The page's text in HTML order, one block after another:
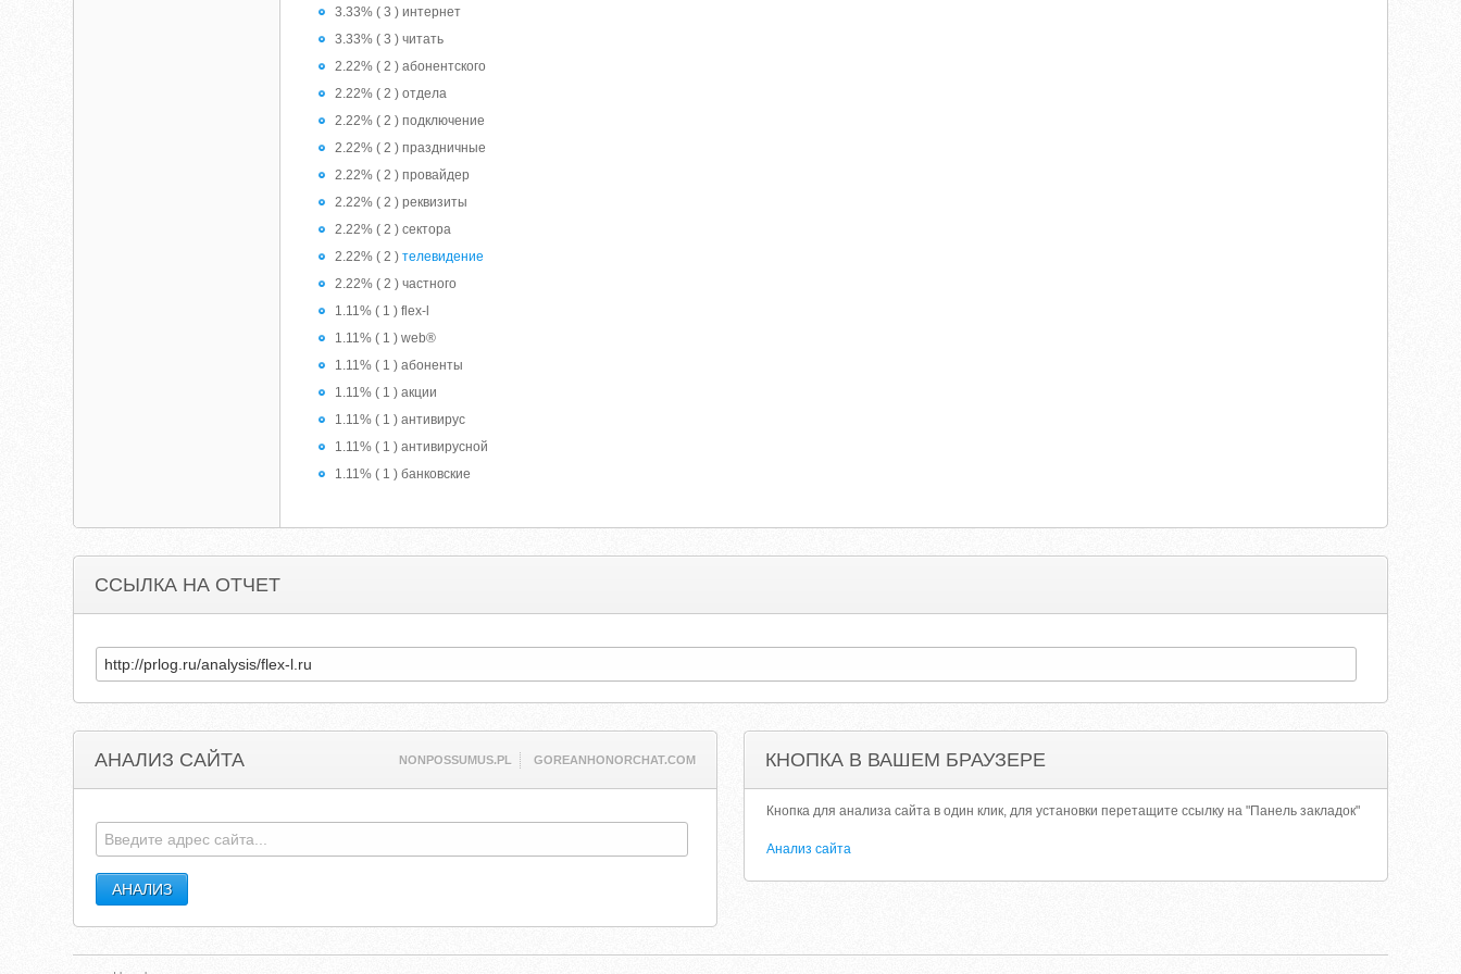
3.33% ( 3 ) интернет
3.33% ( 3 ) читать
2.22% ( 2 ) абонентского
2.22% ( 2 ) отдела
2.22% ( 2 ) подключение
2.22% ( 2 ) праздничные
2.22% ( 2 ) провайдер
2.22% ( 2 ) реквизиты
2.22% ( 2 ) сектора
2.22% ( 2 )телевидение
2.22% ( 2 ) частного
1.11% ( 1 ) flex-l
1.11% ( 1 ) web®
1.11% ( 1 ) абоненты
1.11% ( 1 ) акции
1.11% ( 1 ) антивирус
1.11% ( 1 ) антивирусной
1.11% ( 1 ) банковские
ССЫЛКА НА ОТЧЕТ
АНАЛИЗ САЙТА NONPOSSUMUS.PL GOREANHONORCHAT.COM КНОПКА В ВАШЕМ БРАУЗЕРЕ
Кнопка для анализа сайта в один клик, для установки перетащите ссылку на "Панель закладок"
Анализ сайта